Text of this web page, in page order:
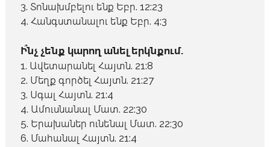
Տոնախմբելու ենք Եբր. 12:23
Հանգստանալու ենք Եբր. 4:3
Ի՞նչ չենք կարող անել երկնքում.
Ավետարանել Հայտն. 21:8
Մեղք գործել Հայտն. 21:27
Սգալ Հայտն. 21:4
Ամուսնանալ Մատ. 22:30
Երախաներ ունենալ Մատ. 22:30
Մահանալ Հայտն. 21:4